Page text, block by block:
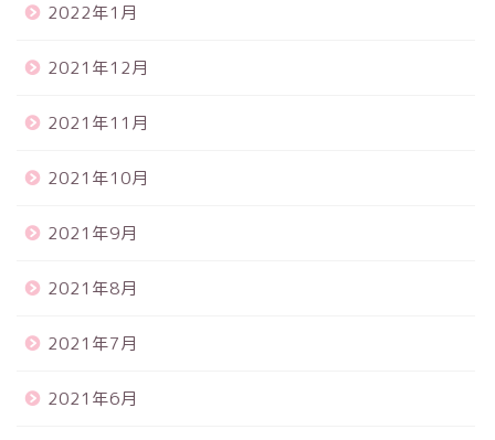
2022年1月
2021年12月
2021年11月
2021年10月
2021年9月
2021年8月
2021年7月
2021年6月